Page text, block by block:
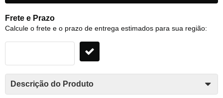
Frete e Prazo
Calcule o frete e o prazo de entrega estimados para sua região:
Descrição do Produto